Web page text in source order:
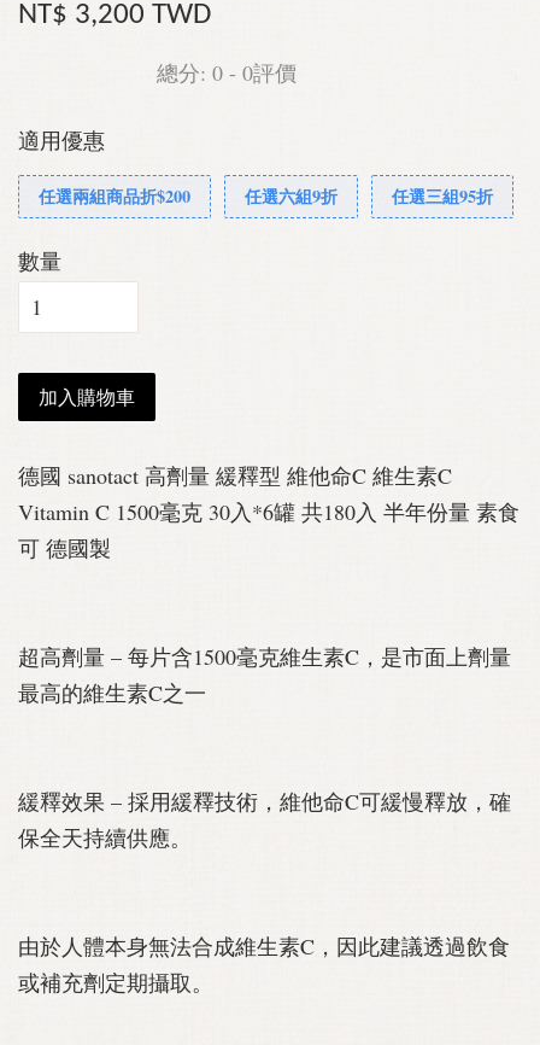
NT$ 3,200 TWD
總分: 0 - 0評價
適用優惠
任選兩組商品折$200 任選六組9折 任選三組95折
數量
加入購物車
德國 sanotact 高劑量 緩釋型 維他命C 維生素C
Vitamin C 1500毫克 30入*6罐 共180入 半年份量 素食
可 德國製
超高劑量 – 每片含1500毫克維生素C，是市面上劑量
最高的維生素C之一
緩釋效果 – 採用緩釋技術，維他命C可緩慢釋放，確
保全天持續供應。
由於人體本身無法合成維生素C，因此建議透過飲食
或補充劑定期攝取。